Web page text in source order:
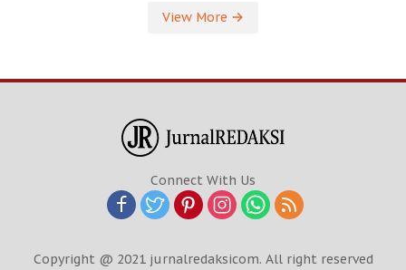
View More
Connect With Us
Copyright @ 2021 jurnalredaksicom. All right reserved